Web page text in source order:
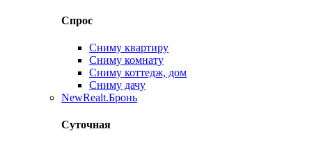
Спрос
Сниму квартиру
Сниму комнату
Сниму коттедж, дом
Сниму дачу
NewRealt.Бронь
Суточная